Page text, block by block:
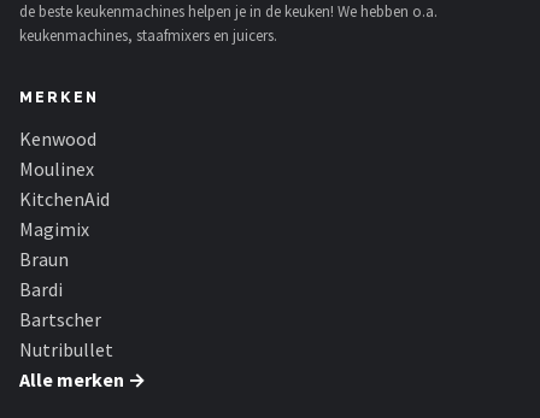
de beste keukenmachines helpen je in de keuken! We hebben o.a.
keukenmachines, staafmixers en juicers.
MERKEN
Kenwood
Moulinex
KitchenAid
Magimix
Braun
Bardi
Bartscher
Nutribullet
Alle merken →